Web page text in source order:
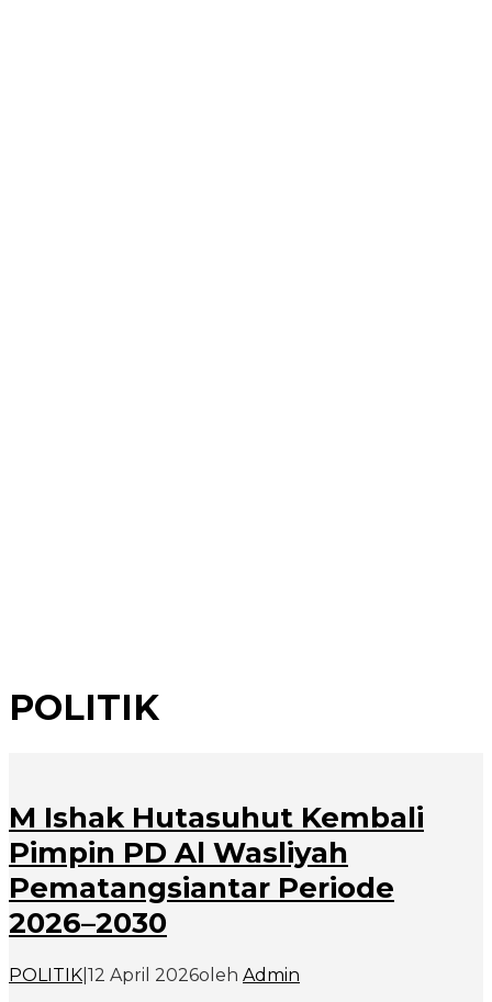
POLITIK
M Ishak Hutasuhut Kembali
Pimpin PD Al Wasliyah
Pematangsiantar Periode
2026–2030
POLITIK 12 April 2026oleh Admin